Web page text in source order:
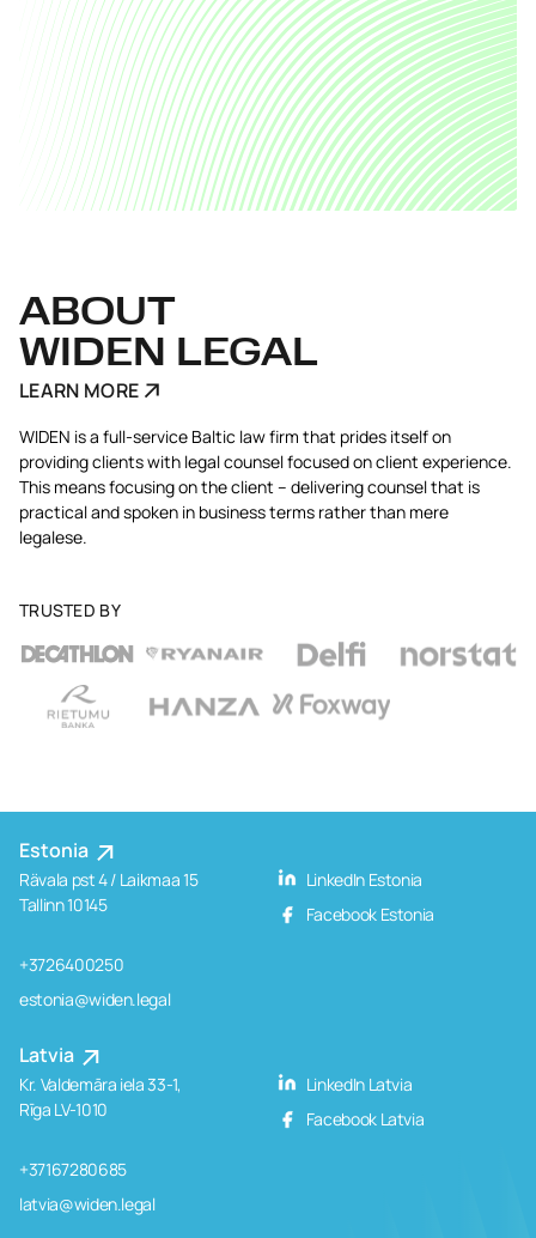
ABOUT
WIDEN LEGAL
LEARN MORE
WIDEN is a full-service Baltic law firm that prides itself on
providing clients with legal counsel focused on client experience.
This means focusing on the client – delivering counsel that is
practical and spoken in business terms rather than mere
legalese.
TRUSTED BY
Estonia
Rävala pst 4 / Laikmaa 15
Tallinn 10145
+3726400250
estonia@widen.legal
LinkedIn Estonia
Facebook Estonia
Latvia
Kr. Valdemāra iela 33-1,
Rīga LV-1010
+37167280685
latvia@widen.legal
LinkedIn Latvia
Facebook Latvia